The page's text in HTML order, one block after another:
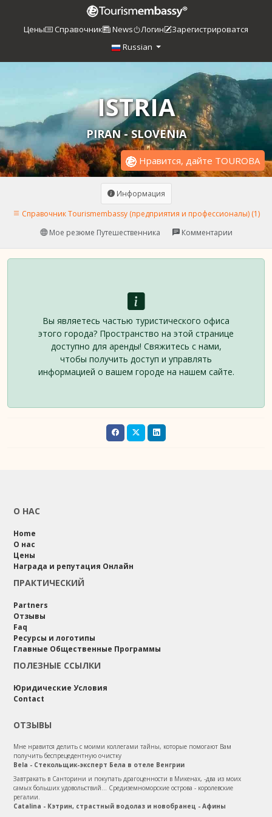
Цены Справочник News Логин
Зарегистрироватся
Russian
ISTRIA
PIRAN - SLOVENIA
Нравится, дайте TOUROBA
Информация
Справочник Tourismembassy (предприятия и профессионалы) (1)
Мое резюме Путешественника
Комментарии
Вы являетесь частью туристического офиса
этого города? Пространство на этой странице
доступно для аренды! Свяжитесь с нами,
чтобы получить доступ и управлять
информацией о вашем городе на нашем сайте.
О НАС
Home
О нас
Цены
Награда и репутация Онлайн
ПРАКТИЧЕСКИЙ
Partners
Отзывы
Faq
Ресурсы и логотипы
Главные Общественные Программы
ПОЛЕЗНЫЕ ССЫЛКИ
Юридические Условия
Contact
ОТЗЫВЫ
Мне нравится делить с моими коллегами тайны, которые помогают Вам
получить беспрецедентную очистку
Bela - Стекольщик-эксперт Бела в отеле Венгрии
Завтракать в Санторини и покупать драгоценности в Микенах, -два из моих
самых больших удовольствий... Средиземноморские острова - королевские
регалии.
Catalina - Кэтрин, страстный водолаз и новобранец - Афины